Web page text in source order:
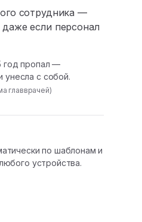
сотрудника —
если персонал
год пропал —
унесла с собой.
главврачей)
по шаблонам и
устройства.